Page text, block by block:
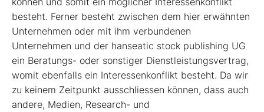
besteht. Ferner besteht zwischen dem hier erwähnten
Unternehmen oder mit ihm verbundenen
Unternehmen und der hanseatic stock publishing UG
ein Beratungs- oder sonstiger Dienstleistungsvertrag,
womit ebenfalls ein Interessenkonflikt besteht. Da wir
zu keinem Zeitpunkt ausschliessen können, dass auch
andere, Medien, Research- und